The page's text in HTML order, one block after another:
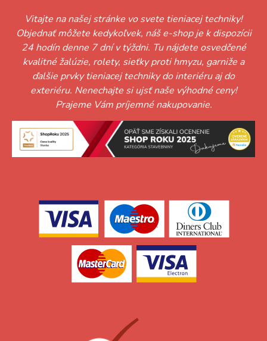
Vitajte na našej stránke vo svete tieniacej techniky!
Objednať môžete kedykoľvek, náš e-shop je k dispozícii
24 hodín denne 7 dní v týždni. Tu nájdete osvedčené
kvalitné žalúzie, rolety, sieťky proti hmyzu, garniže a
ďalšie prvky tieniacej techniky do interiéru aj do
exteriéru. Nenechajte si ujsť naše výhodné ceny!
Prajeme Vám príjemné nakupovanie.